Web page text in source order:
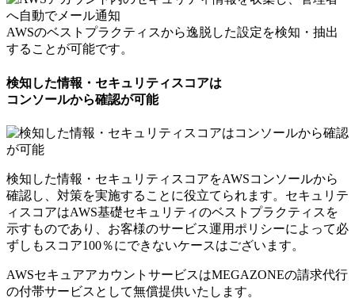
AWSのベストプラクティスから逸脱した設定を検知・抽出
することが可能です。
検知した情報・セキュリティスコアは
コンソールから確認が可能
検知した情報・セキュリティスコアをAWSコンソールから
確認し、対策を実施することに役立てられます。セキュリテ
ィスコアはAWS基礎セキュリティのベストプラクティスを
示すものであり、お客様のサービス運用ポリシーによって必
ずしもスコア100％にできないケースはございます。
AWSセキュアアカウントサービスはMEGAZONEの請求代行
の付帯サービスとして無償提供いたします。